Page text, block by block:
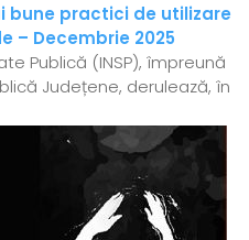
bune practici de utilizare
– Decembrie 2025
Publică (INSP), împreună
Județene, derulează, în